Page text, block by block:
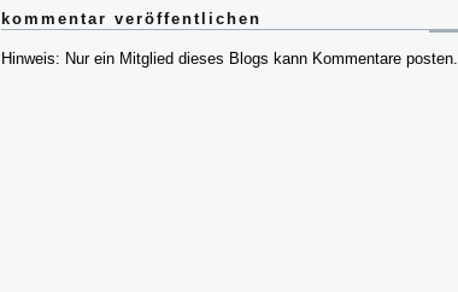
kommentar veröffentlichen
Hinweis: Nur ein Mitglied dieses Blogs kann Kommentare posten.